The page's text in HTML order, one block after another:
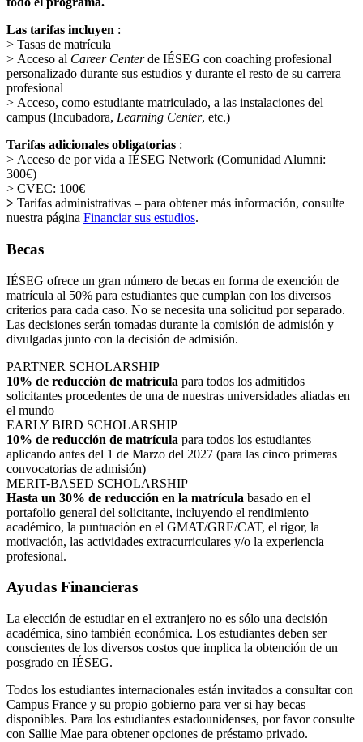
Las tarifas incluyen :
> Tasas de matrícula
> Acceso al Career Centerde IÉSEG con coaching profesional
personalizado durante sus estudios y durante el resto de su carrera
profesional
> Acceso, como estudiante matriculado, a las instalaciones del
campus (Incubadora, Learning Center, etc.)
Tarifas adicionales obligatorias :
> Acceso de por vida a IÉSEG Network (Comunidad Alumni:
300€)
> CVEC: 100€
> Tarifas administrativas – para obtener más información, consulte
nuestra página Financiar sus estudios.
Becas
IÉSEG ofrece un gran número de becas en forma de exención de
matrícula al 50% para estudiantes que cumplan con los diversos
criterios para cada caso. No se necesita una solicitud por separado.
Las decisiones serán tomadas durante la comisión de admisión y
divulgadas junto con la decisión de admisión.
PARTNER SCHOLARSHIP
10% de reducción de matrícula para todos los admitidos
solicitantes procedentes de una de nuestras universidades aliadas en
el mundo
EARLY BIRD SCHOLARSHIP
10% de reducción de matrícula para todos los estudiantes
aplicando antes del 1 de Marzo del 2027 (para las cinco primeras
convocatorias de admisión)
MERIT-BASED SCHOLARSHIP
Hasta un 30% de reducción en la matrícula basado en el
portafolio general del solicitante, incluyendo el rendimiento
académico, la puntuación en el GMAT/GRE/CAT, el rigor, la
motivación, las actividades extracurriculares y/o la experiencia
profesional.
Ayudas Financieras
La elección de estudiar en el extranjero no es sólo una decisión
académica, sino también económica. Los estudiantes deben ser
conscientes de los diversos costos que implica la obtención de un
posgrado en IÉSEG.
Todos los estudiantes internacionales están invitados a consultar con
Campus France y su propio gobierno para ver si hay becas
disponibles. Para los estudiantes estadounidenses, por favor consulte
con Sallie Mae para obtener opciones de préstamo privado.